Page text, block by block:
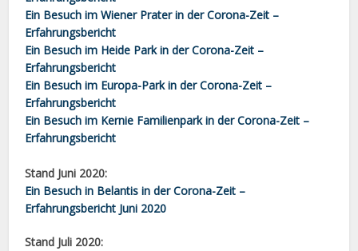
Ein Besuch im Wiener Prater in der Corona-Zeit –
Erfahrungsbericht
Ein Besuch im Heide Park in der Corona-Zeit –
Erfahrungsbericht
Ein Besuch im Europa-Park in der Corona-Zeit –
Erfahrungsbericht
Ein Besuch im Kernie Familienpark in der Corona-Zeit –
Erfahrungsbericht
Stand Juni 2020:
Ein Besuch in Belantis in der Corona-Zeit –
Erfahrungsbericht Juni 2020
Stand Juli 2020: